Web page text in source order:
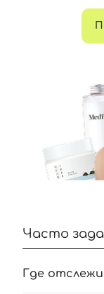
Часто
Где